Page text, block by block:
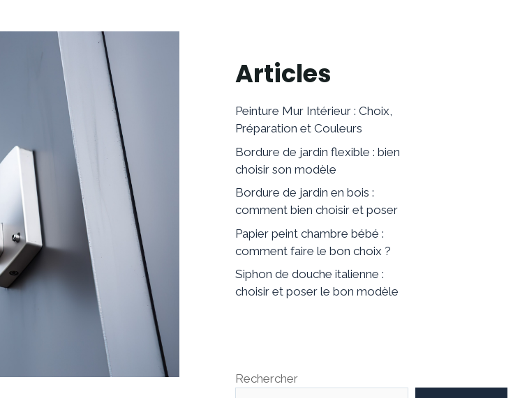
Articles
Peinture Mur Intérieur : Choix,
Préparation et Couleurs
Bordure de jardin flexible : bien
choisir son modèle
Bordure de jardin en bois :
comment bien choisir et poser
Papier peint chambre bébé :
comment faire le bon choix ?
Siphon de douche italienne :
choisir et poser le bon modèle
Rechercher